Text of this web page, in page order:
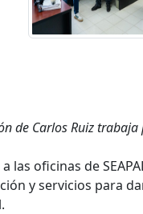
de Carlos Ruiz
las oficinas de
y servicios para